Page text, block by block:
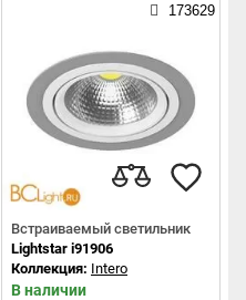
173629
Встраиваемый светильник
Lightstar i91906
Коллекция: Intero
В наличии